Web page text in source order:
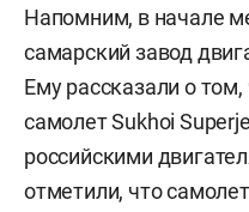
Напомним, в начале
самарский завод
Ему рассказали о
самолет Sukhoi
российскими
отметили, что